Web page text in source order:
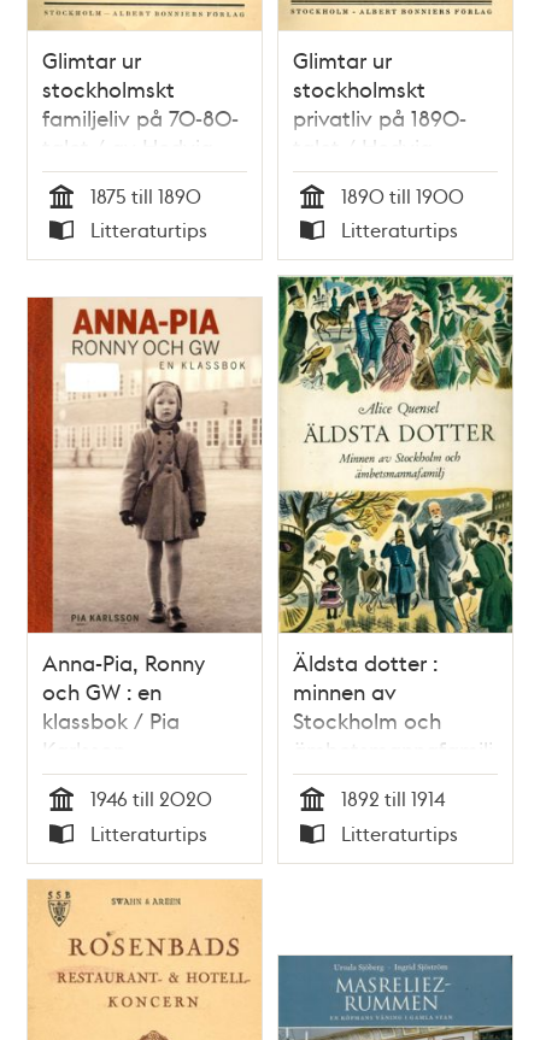
Glimtar ur
stockholmskt
familjeliv på 70-80-
talet / av Hedvig
Svedenborg
Tid
1875 till 1890
Typ
Litteraturtips
Glimtar ur
stockholmskt
privatliv på 1890-
talet / Hedvig
Svedenborg
Tid
1890 till 1900
Typ
Litteraturtips
Anna-Pia, Ronny
och GW : en
klassbok / Pia
Karlsson
Tid
1946 till 2020
Typ
Litteraturtips
Äldsta dotter :
minnen av
Stockholm och
ämbetsmannafamilj
/ Alice Quensel.
Tid
1892 till 1914
Typ
Litteraturtips